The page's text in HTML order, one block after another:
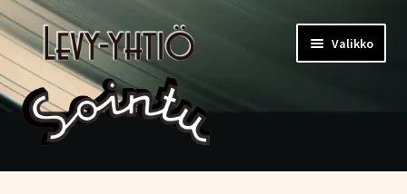
Siirry
navigointiin
Siirry
sisältöön
Valikko
Etusivu